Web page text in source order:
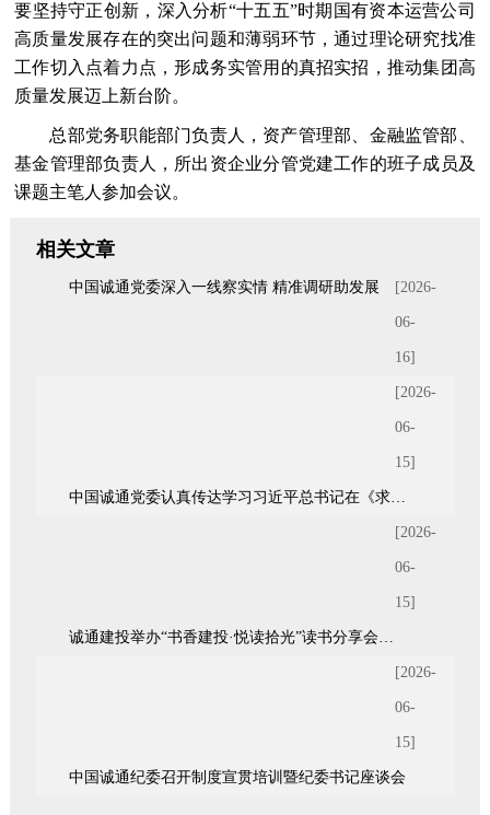
要坚持守正创新，深入分析“十五五”时期国有资本运营公司
高质量发展存在的突出问题和薄弱环节，通过理论研究找准
工作切入点着力点，形成务实管用的真招实招，推动集团高
质量发展迈上新台阶。
总部党务职能部门负责人，资产管理部、金融监管部、
基金管理部负责人，所出资企业分管党建工作的班子成员及
课题主笔人参加会议。
相关文章
[2026-
06-
16]
中国诚通党委深入一线察实情 精准调研助发展
[2026-
06-
15]
中国诚通党委认真传达学习习近平总书记在《求是》杂志发表的重要文章《前瞻布局和发展未来产业》
[2026-
06-
15]
诚通建投举办“书香建投·悦读拾光”读书分享会暨青年统战座谈会
[2026-
06-
15]
中国诚通纪委召开制度宣贯培训暨纪委书记座谈会